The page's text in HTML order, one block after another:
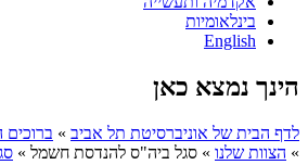
בינלאומיות
English
הינך נמצא כאן
לדף הבית של אוניברסיטת תל אביב »
» הצוות שלנו » סגל ביה"ס להנדסת חשמל »